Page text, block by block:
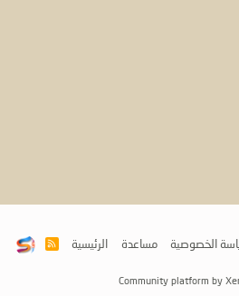
الخصوصية مساعدة الرئيسية
R
Community platform by